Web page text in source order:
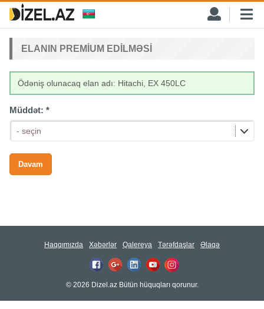
ELANIN PREMIUM EDILMƏSI
Ödəniş olunacaq elan adı: Hitachi, EX 450LC
Müddət: *
- seçin
Haqqımızda Xəbərlər Qalereya Tərəfdaşlar Əlaqə
© 2026 Dizel.az Bütün hüquqları qorunur.